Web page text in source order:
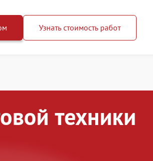
Узнать стоимость работ
техники